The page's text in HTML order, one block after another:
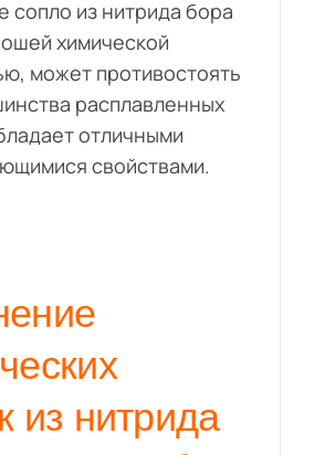
сопло из нитрида бора
химической
может противостоять
расплавленных
отличными
свойствами.
из нитрида